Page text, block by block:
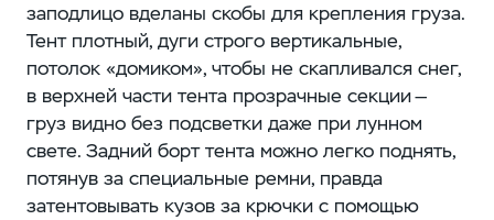
заподлицо вделаны скобы для крепления груза.
Тент плотный, дуги строго вертикальные,
потолок «домиком», чтобы не скапливался снег,
в верхней части тента прозрачные секции —
груз видно без подсветки даже при лунном
свете. Задний борт тента можно легко поднять,
потянув за специальные ремни, правда
затентовывать кузов за крючки с помощью